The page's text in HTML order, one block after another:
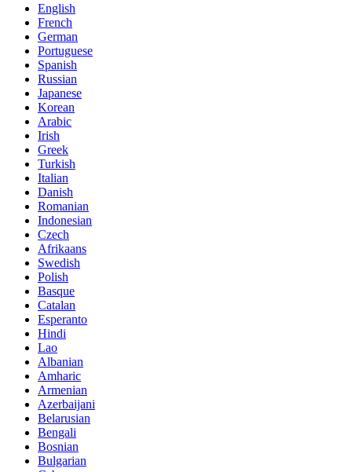
English
French
German
Portuguese
Spanish
Russian
Japanese
Korean
Arabic
Irish
Greek
Turkish
Italian
Danish
Romanian
Indonesian
Czech
Afrikaans
Swedish
Polish
Basque
Catalan
Esperanto
Hindi
Lao
Albanian
Amharic
Armenian
Azerbaijani
Belarusian
Bengali
Bosnian
Bulgarian